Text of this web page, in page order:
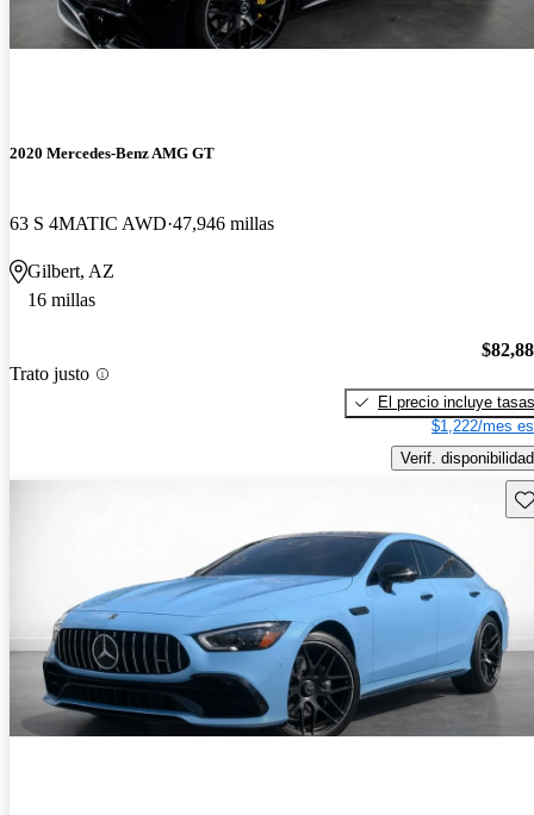
2020 Mercedes-Benz AMG GT
63 S 4MATIC AWD 47,946 millas
Gilbert, AZ
16 millas
Trato justo
El precio incluye tasas
$1,222/mes
Verif. disponibilidad